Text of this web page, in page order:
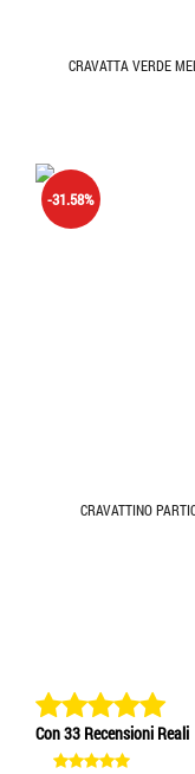
CRAVATTA VERDE
CRAVATTINO
-31.58%
Con 33 Recensioni Reali